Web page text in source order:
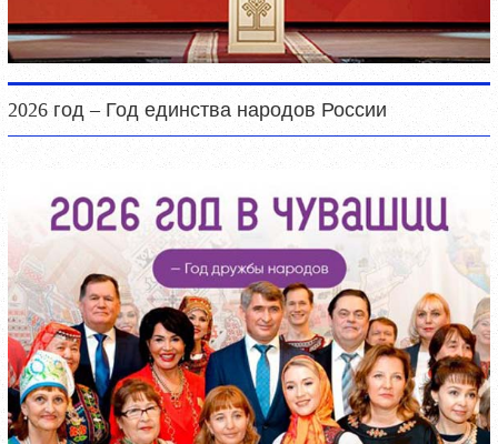
2026 год – Год единства народов России